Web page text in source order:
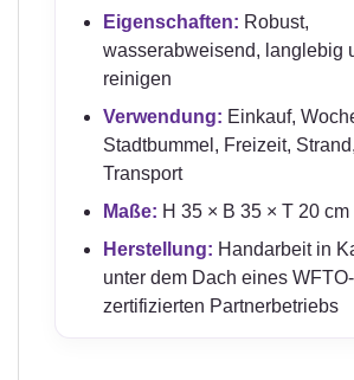
Eigenschaften: Robust,
wasserabweisend, langlebig
reinigen
Verwendung: Einkauf,
Stadtbummel, Freizeit,
Transport
Maße: H 35 × B 35 × T 20 cm
Herstellung: Handarbeit in
unter dem Dach eines WFTO-
zertifizierten Partnerbetriebs